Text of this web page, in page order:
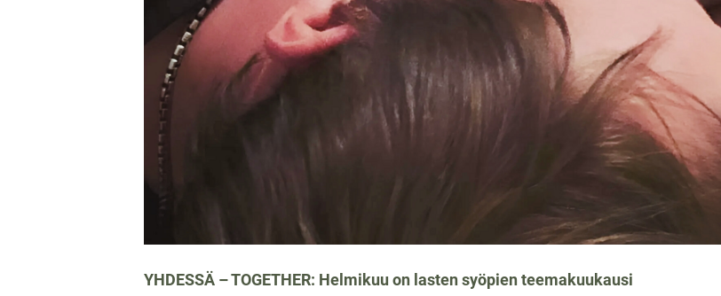
YHDESSÄ – TOGETHER: Helmikuu on lasten syöpien teemakuukausi